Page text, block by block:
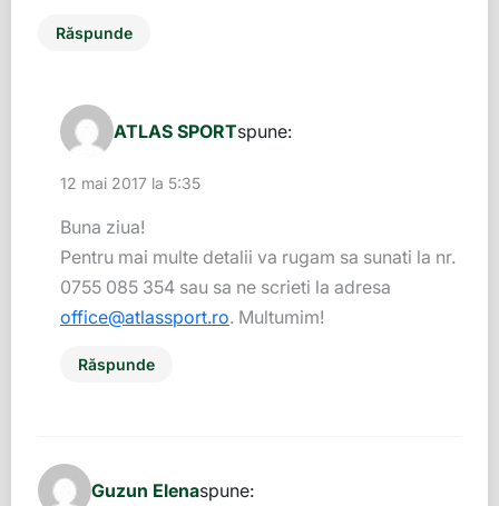
Răspunde
ATLAS SPORTspune:
12 mai 2017 la 5:35
Buna ziua!
Pentru mai multe detalii va rugam sa sunati la nr.
0755 085 354 sau sa ne scrieti la adresa
office@atlassport.ro. Multumim!
Răspunde
Guzun Elenaspune: